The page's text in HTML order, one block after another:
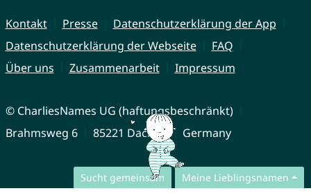
Sucht gemeinsam Meine Lieblingsnamen
Kontakt Presse
Datenschutzerklärung der App
Datenschutzerklärung der Webseite
FAQ
Über uns
Zusammenarbeit Impressum
© CharliesNames UG (haftungsbeschränkt)
Brahmsweg 6
85221 Dachau Germany